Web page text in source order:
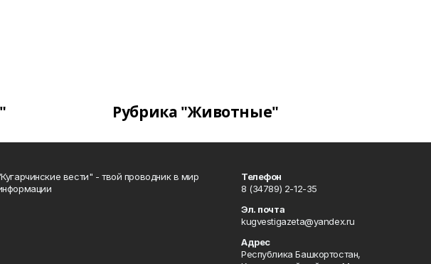
Рубрика "Животные"
вести" - твой проводник в мир
Телефон
8 (34789) 2-12-35
Эл. почта
kugvestigazeta@yandex.ru
Адрес
Республика Башкортостан,